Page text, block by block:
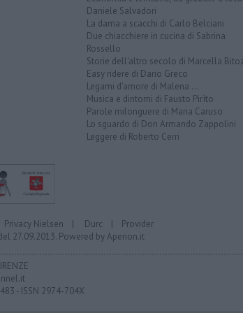
Daniele Salvadori
La dama a scacchi di Carlo Belciani
Due chiacchiere in cucina di Sabrina
Rossello
Storie dell'altro secolo di Marcella
Easy ridere di Dario Greco
Legami d'amore di Malena ...
Musica e dintorni di Fausto Pirìto
Parole milonguere di Maria Caruso
Lo sguardo di Don Armando Zappolini
Leggere di Roberto Cerri
Privacy Nielsen | Durc | Provider
27.09.2013. Powered byAperion.it
- ISSN 2974-704X